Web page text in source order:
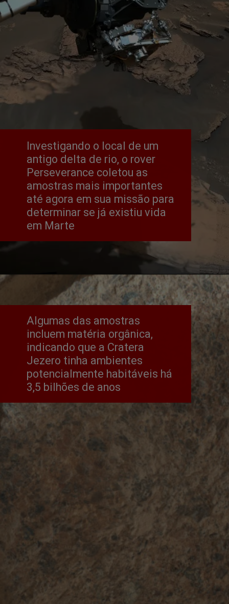
Investigando o local de um
antigo delta de rio, o rover
Perseverance coletou as
amostras mais importantes
até agora em sua missão para
determinar se já existiu vida
em Marte
Algumas das amostras
incluem matéria orgânica,
indicando que a Cratera
Jezero tinha ambientes
potencialmente habitáveis ​​há
3,5 bilhões de anos